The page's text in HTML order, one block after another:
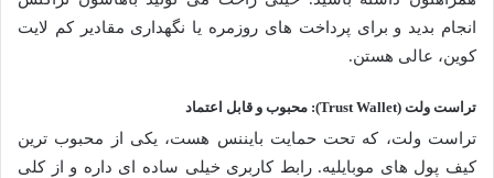
انجام بدید و برای پرداخت های روزمره یا نگهداری مقادیر کم لایت
کوین، عالی هستن.
تراست ولت (Trust Wallet): محبوب و قابل اعتماد
تراست ولت، که تحت حمایت بایننس هست، یکی از محبوب ترین
کیف پول های موبایلیه. رابط کاربری خیلی ساده ای داره و از کلی